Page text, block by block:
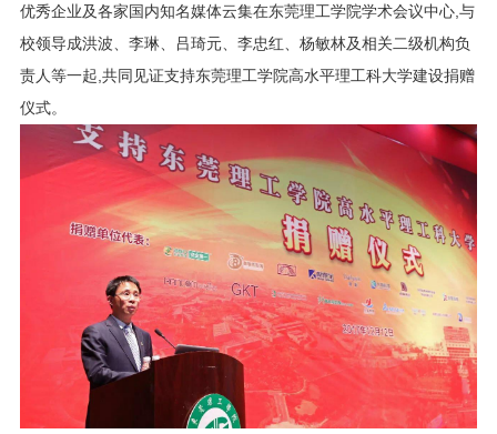
优秀企业及各家国内知名媒体云集在东莞理工学院学术会议中心,与
校领导成洪波、李琳、吕琦元、李忠红、杨敏林及相关二级机构负
责人等一起,共同见证支持东莞理工学院高水平理工科大学建设捐赠
仪式。